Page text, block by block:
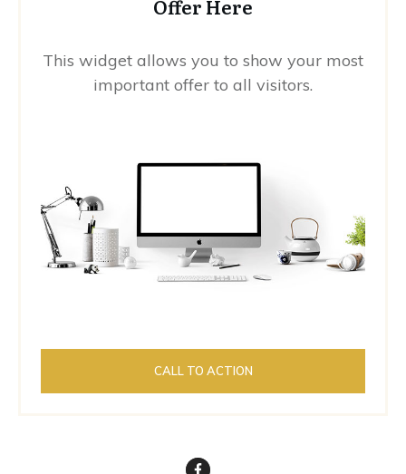
Offer Here
This widget allows you to show your most
important offer to all visitors.
CALL TO ACTION